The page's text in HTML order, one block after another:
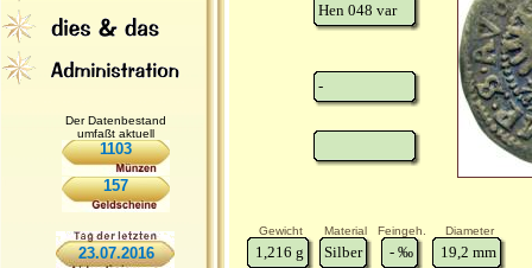
Der Datenbestand
umfaßt aktuell
1103
157
23.07.2016
Hen 048 var
-
Gewicht Material Feingeh. Diameter
1,216 g Silber - ‰ 19,2 mm